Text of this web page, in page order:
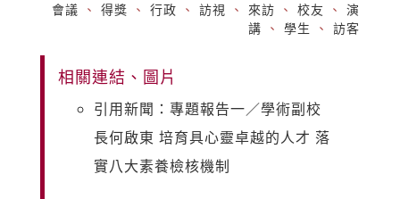
會議 、 得獎 、 行政 、 訪視 、 來訪 、 校友 、 演
講 、 學生 、 訪客
相關連結、圖片
引用新聞：專題報告一／學術副校
長何啟東 培育具心靈卓越的人才 落
實八大素養檢核機制